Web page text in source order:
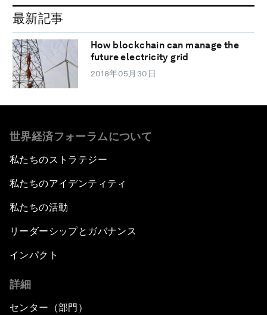
最新記事
How blockchain can manage the
future electricity grid
2018年05月30日
世界経済フォーラムについて
私たちのストラテジー
私たちのアイデンティティ
私たちの活動
リーダーシップとガバナンス
インパクト
詳細
センター（部門）